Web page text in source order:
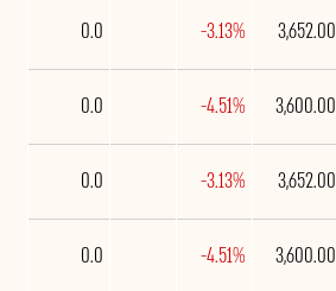
3,652.00
-3.13%
0.0
3,600.00
-4.51%
0.0
3,652.00
-3.13%
0.0
3,600.00
-4.51%
0.0